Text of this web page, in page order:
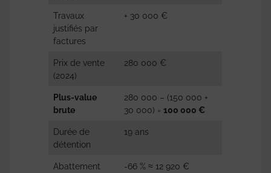
Travaux
justifiés par
factures
+ 30 000 €
Prix de vente
(2024)
280 000 €
Plus-value
brute
280 000 – (150 000 +
30 000) =100 000 €
Durée de
détention
19 ans
Abattement
-66 % ≈ 12 920 €